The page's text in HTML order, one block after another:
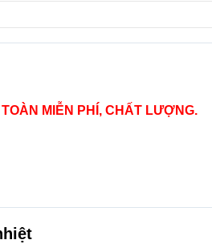
TOÀN MIỄN PHÍ, CHẤT LƯỢNG.